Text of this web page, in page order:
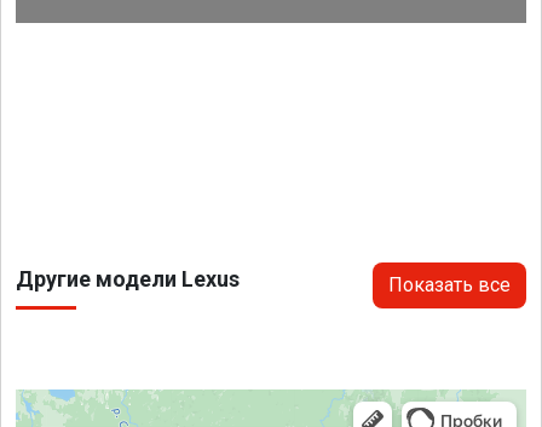
Другие модели Lexus Показать все